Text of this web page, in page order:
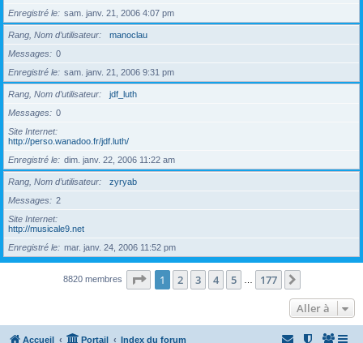
Enregistré le
sam. janv. 21, 2006 4:07 pm
Rang, Nom d’utilisateur
manoclau
Messages
0
Enregistré le
sam. janv. 21, 2006 9:31 pm
Rang, Nom d’utilisateur
jdf_luth
Messages
0
Site Internet
http://perso.wanadoo.fr/jdf.luth/
Enregistré le
dim. janv. 22, 2006 11:22 am
Rang, Nom d’utilisateur
zyryab
Messages
2
Site Internet
http://musicale9.net
Enregistré le
mar. janv. 24, 2006 11:52 pm
8820 membres Page 1sur177
1 2 3 4 5 177
Aller à
Accueil Portail Index du forum